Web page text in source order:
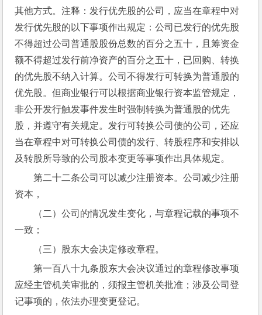
其他方式。注释：发行优先股的公司，应当在章程中对
发行优先股的以下事项作出规定：公司已发行的优先股
不得超过公司普通股股份总数的百分之五十，且筹资金
额不得超过发行前净资产的百分之五十，已回购、转换
的优先股不纳入计算。公司不得发行可转换为普通股的
优先股。但商业银行可以根据商业银行资本监管规定，
非公开发行触发事件发生时强制转换为普通股的优先
股，并遵守有关规定。发行可转换公司债的公司，还应
当在章程中对可转换公司债的发行、转股程序和安排以
及转股所导致的公司股本变更等事项作出具体规定。
第二十二条公司可以减少注册资本。公司减少注册
资本，
（二）公司的情况发生变化，与章程记载的事项不
一致；
（三）股东大会决定修改章程。
第一百八十九条股东大会决议通过的章程修改事项
应经主管机关审批的，须报主管机关批准；涉及公司登
记事项的，依法办理变更登记。